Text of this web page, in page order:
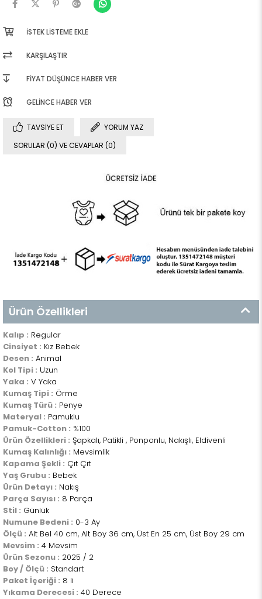
İSTEK LISTEME EKLE
KARŞILAŞTIR
FIYAT DÜŞÜNCE HABER VER
GELINCE HABER VER
TAVSIYE ET
YORUM YAZ
SORULAR (0) VE CEVAPLAR (0)
Ürün Özellikleri
Kalıp : Regular
Cinsiyet : Kız Bebek
Desen : Animal
Kol Tipi : Uzun
Yaka : V Yaka
Kumaş Tipi : Örme
Kumaş Türü : Penye
Materyal : Pamuklu
Pamuk-Cotton : %100
Ürün Özellikleri : Şapkalı, Patikli , Ponponlu, Nakışlı, Eldivenli
Kumaş Kalınlığı : Mevsimlik
Kapama Şekli : Çıt Çıt
Yaş Grubu : Bebek
Ürün Detayı : Nakış
Parça Sayısı : 8 Parça
Stil : Günlük
Numune Bedeni : 0-3 Ay
Ölçü : Alt Bel 40 cm, Alt Boy 36 cm, Üst En 25 cm, Üst Boy 29 cm
Mevsim : 4 Mevsim
Ürün Sezonu : 2025 / 2
Boy / Ölçü : Standart
Paket İçeriği : 8 li
Yıkama Derecesi : 40 Derece